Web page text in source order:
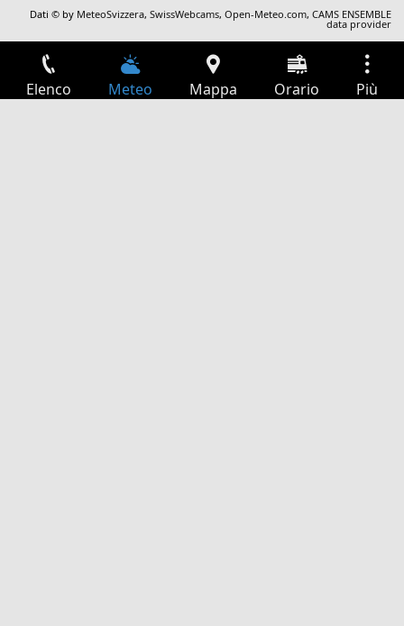
Dati © by MeteoSvizzera,SwissWebcams,Open-Meteo.com,CAMS ENSEMBLE
data provider
Elenco Meteo Mappa Orario Più